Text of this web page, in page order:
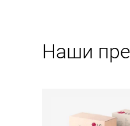
Наши